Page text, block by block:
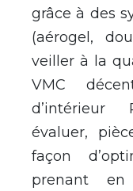
grâce à des
(aérogel,
veiller à la
VMC
d’intérieur
évaluer,
façon
prenant